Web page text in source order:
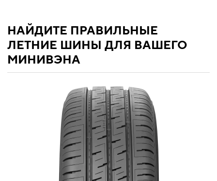
НАЙДИТЕ ПРАВИЛЬНЫЕ
ЛЕТНИЕ ШИНЫ ДЛЯ ВАШЕГО
МИНИВЭНА